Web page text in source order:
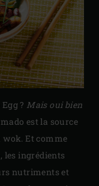
? Mais oui bien
est la source
wok. Et comme
les ingrédients
nutriments et